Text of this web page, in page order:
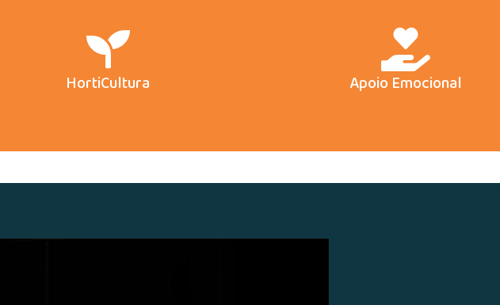
HortiCultura Apoio Emocional